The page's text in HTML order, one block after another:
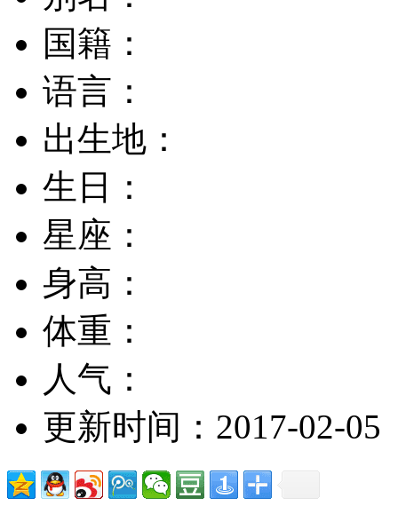
国籍：
语言：
出生地：
生日：
星座：
身高：
体重：
人气：
更新时间：2017-02-05